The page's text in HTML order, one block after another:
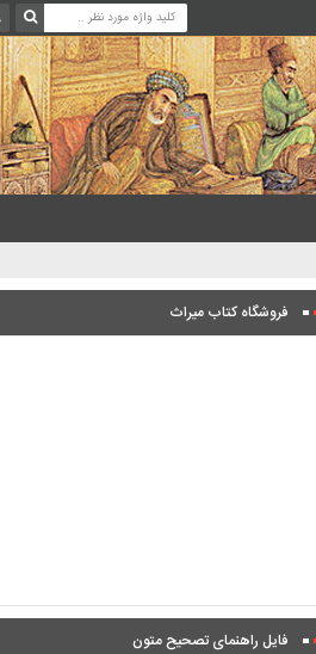
فروشگاه کتاب میراث
فایل راهنمای تصحیح متون